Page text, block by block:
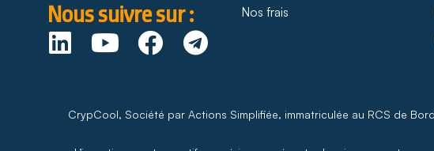
Nous suivre sur :
Nos frais
CrypCool, Société par Actions Simplifiée, immatriculée au RCS de